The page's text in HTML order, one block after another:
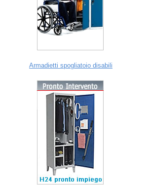
Armadietti spogliatoio disabili